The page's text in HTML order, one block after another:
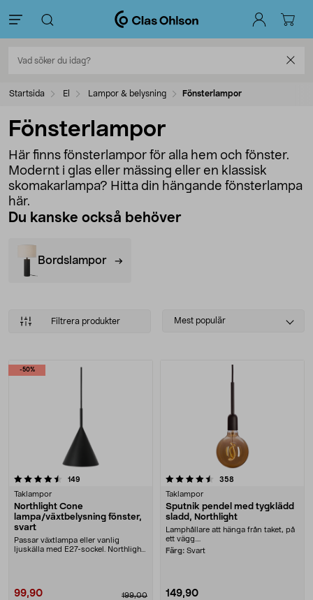
Startsida El Lampor & belysning Fönsterlampor
Fönsterlampor
Här finns fönsterlampor för alla hem och fönster.
Modernt i glas eller mässing eller en klassisk
skomakarlampa? Hitta din hängande fönsterlampa
här.
Du kanske också behöver
Bordslampor
Filtrera produkter
Select
Mest populär
Produkter
-50%
149
Taklampor
Northlight Cone
lampa/växtbelysning fönster,
svart
Passar växtlampa eller vanlig
ljuskälla med E27-sockel. Northlight
99,90 199,00
4.5 av 5 stjärnor 358
Taklampor
Sputnik pendel med tygklädd
sladd, Northlight
Lamphållare att hänga från taket, på
ett vägg....
Färg: Svart
149,90